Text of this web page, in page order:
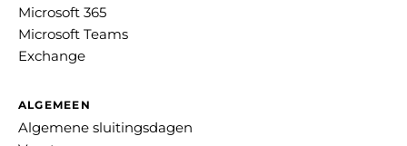
Microsoft 365
Microsoft Teams
Exchange
ALGEMEEN
Algemene sluitingsdagen